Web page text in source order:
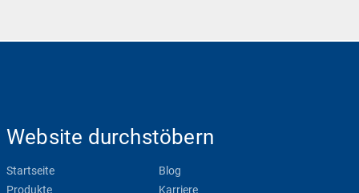
Website durchstöbern
Startseite
Produkte
Blog
Karriere